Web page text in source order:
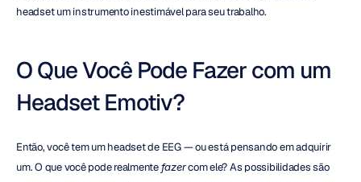
headset um instrumento inestimável para seu trabalho.
O Que Você Pode Fazer com um
Headset Emotiv?
Então, você tem um headset de EEG — ou está pensando em adquirir
um. O que você pode realmente fazer com ele? As possibilidades são